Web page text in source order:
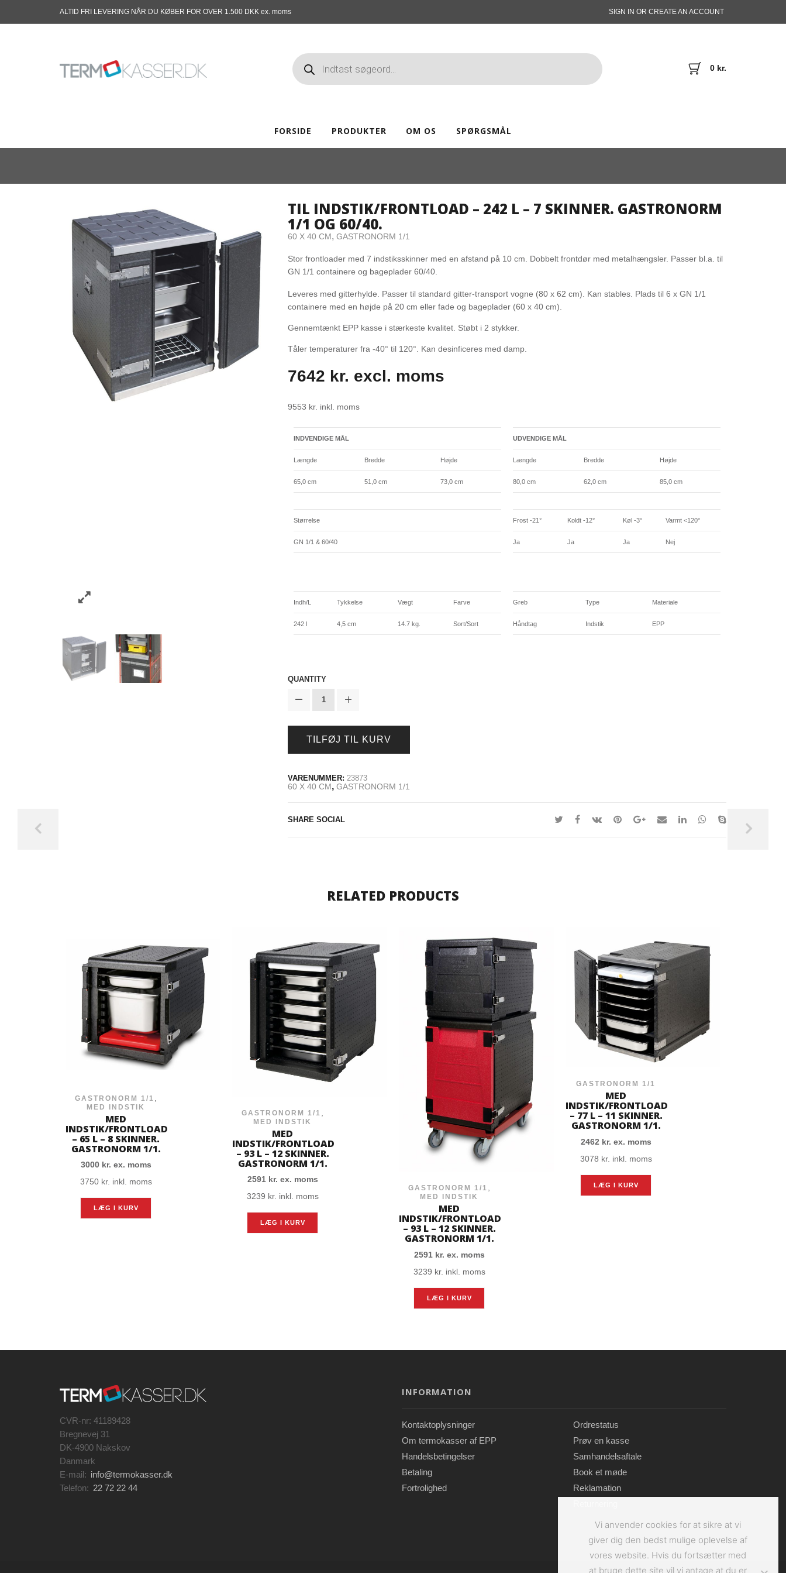
ALTID FRI LEVERING NÅR DU KØBER FOR OVER 1.500 DKK ex. moms SIGN IN OR CREATE AN ACCOUNT
0 kr.
FORSIDE PRODUKTER OM OS SPØRGSMÅL
TIL INDSTIK/FRONTLOAD – 242 L – 7 SKINNER. GASTRONORM
1/1 OG 60/40.
60 X 40 CM, GASTRONORM 1/1
Stor frontloader med 7 indstiksskinner med en afstand på 10 cm. Dobbelt frontdør med metalhængsler. Passer bl.a. til
GN 1/1 containere og bageplader 60/40.
Leveres med gitterhylde. Passer til standard gitter-transport vogne (80 x 62 cm). Kan stables. Plads til 6 x GN 1/1
containere med en højde på 20 cm eller fade og bageplader (60 x 40 cm).
Gennemtænkt EPP kasse i stærkeste kvalitet. Støbt i 2 stykker.
Tåler temperaturer fra -40° til 120°. Kan desinficeres med damp.
7642 kr. excl. moms
9553 kr. inkl. moms
INDVENDIGE MÅL
Længde Bredde Højde
65,0 cm 51,0 cm 73,0 cm
UDVENDIGE MÅL
Længde Bredde Højde
80,0 cm 62,0 cm 85,0 cm
Størrelse
GN 1/1 & 60/40
Frost -21° Koldt -12° Køl -3° Varmt <120°
Ja Ja Ja Nej
Indh/L Tykkelse Vægt Farve
242 l 4,5 cm 14.7 kg. Sort/Sort
Greb Type Materiale
Håndtag Indstik EPP
QUANTITY
TILFØJ TIL KURV
VARENUMMER: 23873
60 X 40 CM, GASTRONORM 1/1
SHARE SOCIAL
RELATED PRODUCTS
GASTRONORM 1/1
MED INDSTIK
MED
INDSTIK/FRONTLOAD
– 65 L – 8 SKINNER.
GASTRONORM 1/1.
3000 kr. ex. moms
3750 kr. inkl. moms
LÆG I KURV
GASTRONORM 1/1
MED INDSTIK
MED
INDSTIK/FRONTLOAD
– 93 L – 12 SKINNER.
GASTRONORM 1/1.
2591 kr. ex. moms
3239 kr. inkl. moms
LÆG I KURV
GASTRONORM 1/1 ,
MED INDSTIK
MED
INDSTIK/FRONTLOAD
– 93 L – 12 SKINNER.
GASTRONORM 1/1.
2591 kr. ex. moms
3239 kr. inkl. moms
LÆG I KURV
GASTRONORM 1/1
MED
INDSTIK/FRONTLOAD
– 77 L – 11 SKINNER.
GASTRONORM 1/1.
2462 kr. ex. moms
3078 kr. inkl. moms
LÆG I KURV
CVR-nr: 41189428
Bregnevej 31
DK-4900 Nakskov
Danmark
E-mail: info@termokasser.dk
Telefon: 22 72 22 44
INFORMATION
Kontaktoplysninger
Om termokasser af EPP
Handelsbetingelser
Betaling
Fortrolighed
Ordrestatus
Prøv en kasse
Samhandelsaftale
Book et møde
Reklamation
Vi anvender cookies for at sikre at vi
giver dig den bedst mulige oplevelse af
vores website. Hvis du fortsætter med
at bruge dette site vil vi antage at du er